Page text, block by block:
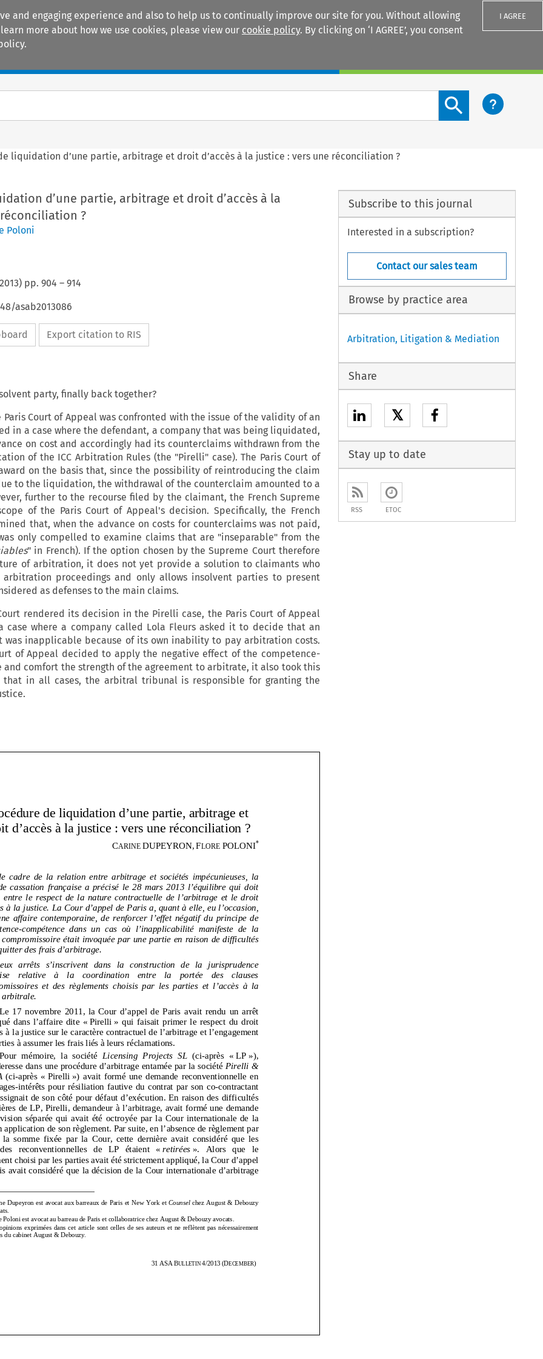
and engaging experience and also to help us to continually improve our site for you. Without allowing
more about how we use cookies, please view our cookie policy. By clicking on ‘I AGREE’, you consent
I AGREE
Search content button
liquidation d’une partie, arbitrage et droit d’accès à la justice : vers une réconciliation ?
d’une partie, arbitrage et droit d’accès à la
?
Poloni
) pp. 904 – 914
asab2013086
Export citation to RIS
party, finally back together?
Paris Court of Appeal was confronted with the issue of the validity of an
in a case where the defendant, a company that was being liquidated,
on cost and accordingly had its counterclaims withdrawn from the
of the ICC Arbitration Rules (the "Pirelli" case). The Paris Court of
on the basis that, since the possibility of reintroducing the claim
to the liquidation, the withdrawal of the counterclaim amounted to a
further to the recourse filed by the claimant, the French Supreme
of the Paris Court of Appeal's decision. Specifically, the French
that, when the advance on costs for counterclaims was not paid,
only compelled to examine claims that are "inseparable" from the
" in French). If the option chosen by the Supreme Court therefore
of arbitration, it does not yet provide a solution to claimants who
proceedings and only allows insolvent parties to present
as defenses to the main claims.
rendered its decision in the Pirelli case, the Paris Court of Appeal
case where a company called Lola Fleurs asked it to decide that an
was inapplicable because of its own inability to pay arbitration costs.
of Appeal decided to apply the negative effect of the competence-
comfort the strength of the agreement to arbitrate, it also took this
in all cases, the arbitral tribunal is responsible for granting the
31 ASA B ULLETIN 4/2013 (D ECEMBER
Procédure de liquidation d’une partie, arbitrage et
: vers une réconciliation ?
C ARINE DUPEYRON,F POLONI*
Dans le cadre de la relation entre ar
Cour de cassation française a précisé le 28 mars 2013 l’équilibre qui doit
exister entre le respect de la nature cont
ractuelle de l’arbitrage et le droit
dans une affaire contemporaine, de re nforcer l’effet négatif du principe de
compétence-compétence dans un cas où l’
clause compromissoire était invoquée par
une partie en raison de difficultés
construction de la jurisprudence
française relative à la coordination entre la portée des clauses
compromissoires et des règlements ch
oisis par les parties et l’accès à la
Le 17 novembre 2011, la Cour d’a
Licensing Projects SL
défenderesse dans une procédure d’
Pirelli &
(ci-après « Pirelli ») avait formé une demande reconventionnelle en
dommages-intérêts pour résiliation fau
qui l’assignait de son côté pour défaut d’exécution. En raison des difficultés
financières de LP, Pirelli, demandeur à
de provision séparée qui avait été octroy ée par la Cour internationale de la
CCI en application de son règlement. Par suite, en l’absence de règlement par
LP de la somme fixée par la Cour, ce tte dernière avait considéré que les
demandes reconventionnelles de LP étaient « retirées ». Alors que le
  Carine Dupeyron est avocat aux
barreaux de Paris et New York et Counsel
chez August & Debouzy
Flore Poloni est avocat au barreau de Pari
904 31 ASAB ULLETIN 4/2013 (DECEMBER )
Procédure de liquidation d’une partie, arbitrage et
droit d’accès à la justice : vers une réconciliation ?
CARINE DUPEYRON,F LORE POLONI
Dans  le  cadre  de  la  relation  entre  arbitrage  et  sociétés  impécunieuses,  la
Cour  de  cassation  française  a  précisé  le  28  mars  2013  l’équilibre  qui  doit
exister  entre  le  respect  de  la  nature  contractuelle  de  l’arbitrage  et  le  droit
d’accès à la justice. La Cour d’appel de Paris a, quant à elle, eu l’occasion,
dans  une  affaire  contemporaine,  de  re
clause compromissoire était invoquée par
une partie en raison de difficultés
à s’acquitter des frais d’arbitrage.
Ces   deux   arrêts   s’inscrivent   dans   la construction   de   la   jurisprudence
française    relative    à    la    coordination    entre    la    portée    des    clauses
compromissoires  et  des  règlements  ch
justice arbitrale.
Le  17  novembre  2011,  la  Cour  d’appel  de  Paris  avait  rendu  un  arrêt
remarqué  dans  l’affaire  dite  «  Pirelli  » qui  faisait  primer  le  respect  du  droit
d’accès à la justice sur le caractère contractuel de l’arbitrage et l’engagement
des parties à assumer les frais liés à leurs réclamations.
Pour  mémoire,  la  société Licensing  Projects
  (ci-après  «  LP  »),
défenderesse dans une procédure d’arbitrage entamée par la société Pirelli &
C.  SpA
  (ci-après  «  Pirelli  »)  avait  formé  une  demande  reconventionnelle  en
dommages-intérêts  pour  résiliation  fautive  du  contrat  par  son  co-contractant
qui l’assignait de son côté pour défaut d’exécution. En raison des difficultés
financières de LP, Pirelli, demandeur à l’arbitrage, avait formé une demande
de  provision  séparée  qui  avait  été  octroyée  par  la  Cour  internationale  de  la
CCI en application de son règlement. Par suite, en l’absence de règlement par
LP  de  la  somme  fixée  par  la  Cour,  cette  dernière  avait  considéré  que  les
demandes   reconventionnelles   de   LP   étaient   «
retirées
   ».   Alors   que   le
règlement choisi par les parties avait été strictement appliqué, la Cour d’appel
de Paris avait considéré que la décision
de la Cour internationale d’arbitrage
*
      Carine Dupeyron est avocat aux
barreaux de Paris et New York et Counsel chez August & Debouzy
Flore Poloni est avocat au barreau de Paris et collaboratrice chez August & Debouzy avocats.
Subscribe to this journal
Interested in a subscription?
Contact our sales team
Browse by practice area
Arbitration, Litigation & Mediation
Share
𝕏
Stay up to date
RSS ETOC